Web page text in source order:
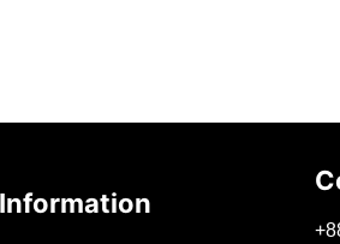
Information
+